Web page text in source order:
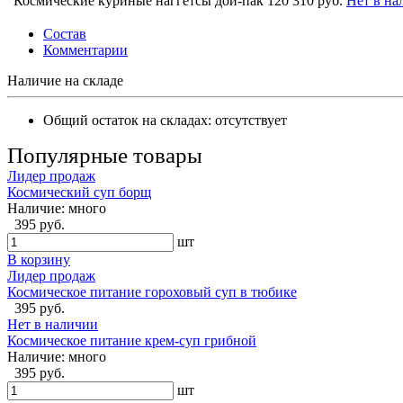
Состав
Комментарии
Наличие на складе
Общий остаток на складах: отсутствует
Популярные товары
Лидер продаж
Космический суп борщ
Наличие: много
395 руб.
шт
В корзину
Лидер продаж
Космическое питание гороховый суп в тюбике
395 руб.
Нет в наличии
Космическое питание крем-суп грибной
Наличие: много
395 руб.
шт